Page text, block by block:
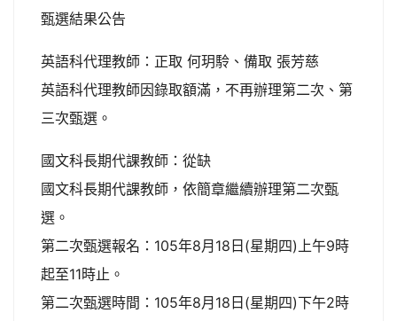
甄選結果公告
英語科代理教師：正取 何玥駖、備取 張芳慈
英語科代理教師因錄取額滿，不再辦理第二次、第
三次甄選。
國文科長期代課教師：從缺
國文科長期代課教師，依簡章繼續辦理第二次甄
選。
第二次甄選報名：105年8月18日(星期四)上午9時
起至11時止。
第二次甄選時間：105年8月18日(星期四)下午2時